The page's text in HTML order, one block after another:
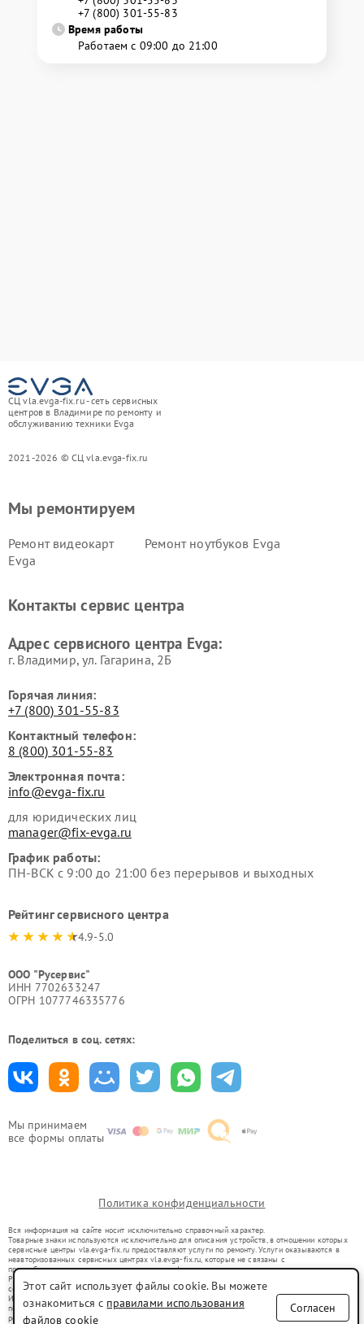
+7 (800) 301-55-83
Время работы
Работаем с 09:00 до 21:00
СЦ vla.evga-fix.ru - сеть сервисных
центров в Владимире по ремонту и
обслуживанию техники Evga
2021-2026 © СЦ vla.evga-fix.ru
Мы принимаем
все формы оплаты
Мы ремонтируем
Ремонт видеокарт
Evga
Ремонт ноутбуков Evga
Контакты сервис центра
Адрес сервисного центра Evga:
г. Владимир, ул. Гагарина, 2Б
Горячая линия:
+7 (800) 301-55-83
Контактный телефон:
8 (800) 301-55-83
Электронная почта:
info@evga-fix.ru
для юридических лиц
manager@fix-evga.ru
График работы:
ПН-ВСК с 9:00 до 21:00 без перерывов и выходных
Рейтинг сервисного центра
4.9-5.0
ООО "Русервис"
ИНН 7702633247
ОГРН 1077746335776
Поделиться в соц. сетях:
Политика конфиденциальности
Вся информация на сайте носит исключительно справочный характер.
Товарные знаки используются исключительно для описания устройств, в отношении которых
сервисные центры vla.evga-fix.ru предоставляют услуги по ремонту. Услуги оказываются в
неавторизованных сервисных центрах vla.evga-fix.ru, которые не связаны с
правообладателями товарных знаков или их официальными представителями.
Ремонт осуществляется для устройств, уже введенных в гражданский оборот в соответствии
со статьей 1487 ГК РФ.
Использование товарных знаков не преследует цели индивидуализации услуг или введения
потребителей в заблуждение, а служит для информирования о предоставляемых услугах по
ремонту техники указанных брендов.
Этот сайт использует файлы cookie. Вы можете
ознакомиться с правилами использования
файлов cookie
Согласен